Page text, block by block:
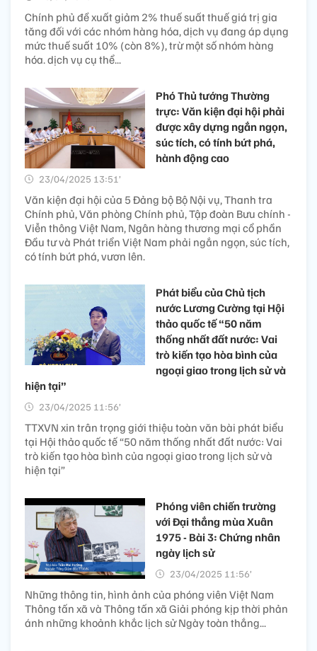
Chính phủ đề xuất giảm 2% thuế suất thuế giá trị gia
tăng đối với các nhóm hàng hóa, dịch vụ đang áp dụng
mức thuế suất 10% (còn 8%), trừ một số nhóm hàng
hóa. dịch vụ cụ thể...
Phó Thủ tướng Thường
trực: Văn kiện đại hội phải
được xây dựng ngắn ngọn,
súc tích, có tính bứt phá,
hành động cao
23/04/2025 13:51’
Văn kiện đại hội của 5 Đảng bộ Bộ Nội vụ, Thanh tra
Chính phủ, Văn phòng Chính phủ, Tập đoàn Bưu chính -
Viễn thông Việt Nam, Ngân hàng thương mại cổ phần
Đầu tư và Phát triển Việt Nam phải ngắn ngọn, súc tích,
có tính bứt phá, vươn lên.
Phát biểu của Chủ tịch
nước Lương Cường tại Hội
thảo quốc tế “50 năm
thống nhất đất nước: Vai
trò kiến tạo hòa bình của
ngoại giao trong lịch sử và
hiện tại”
23/04/2025 11:56’
TTXVN xin trân trọng giới thiệu toàn văn bài phát biểu
tại Hội thảo quốc tế “50 năm thống nhất đất nước: Vai
trò kiến tạo hòa bình của ngoại giao trong lịch sử và
hiện tại”
Phóng viên chiến trường
với Đại thắng mùa Xuân
1975 - Bài 3: Chứng nhân
ngày lịch sử
23/04/2025 11:56’
Những thông tin, hình ảnh của phóng viên Việt Nam
Thông tấn xã và Thông tấn xã Giải phóng kịp thời phản
ánh những khoảnh khắc lịch sử Ngày toàn thắng...